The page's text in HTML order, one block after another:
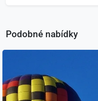
Podobné nabídky